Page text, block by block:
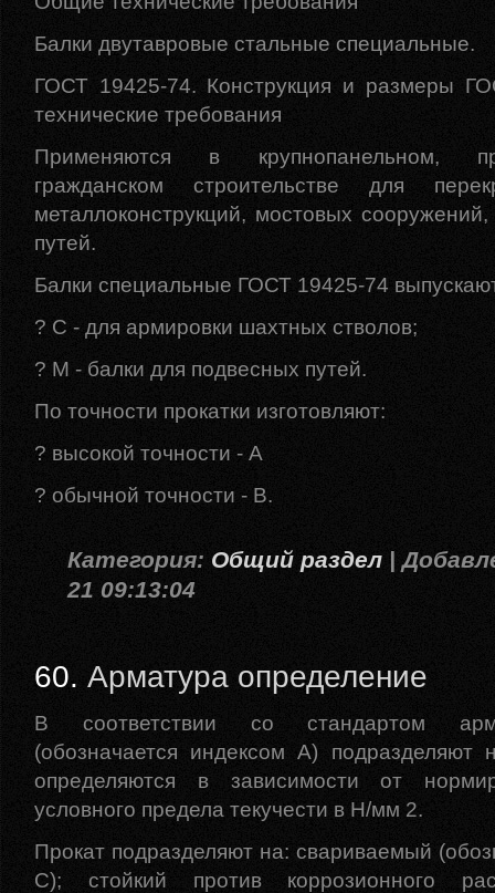
Балки двутавровые стальные специальные.
ГОСТ 19425-74. Конструкция и размеры
технические требования
Применяются в крупнопанельном,
гражданском строительстве для
металлоконструкций, мостовых
путей.
Балки специальные ГОСТ 19425-74
? С - для армировки шахтных стволов;
? М - балки для подвесных путей.
По точности прокатки изготовляют:
? высокой точности - А
? обычной точности - В.
Категория: Общий раздел |
21 09:13:04
60. Арматура определение
В соответствии со стандартом
(обозначается индексом А) подразделяют
определяются в зависимости от
условного предела текучести в Н/мм 2.
Прокат подразделяют на: свариваемый
С); стойкий против коррозионного